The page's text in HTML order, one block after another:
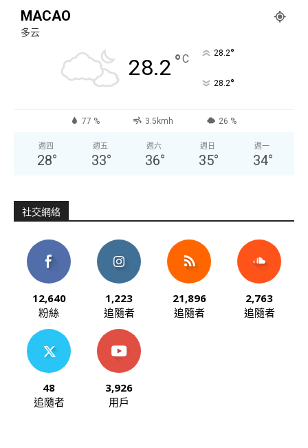
MACAO
多云
28.2 °C 28.2°
28.2°
77 % 3.5kmh 26 %
週四
28°
週五
33°
週六
36°
週日
35°
週一
34°
社交網絡
12,640
粉絲
1,223
追隨者
21,896
追隨者
2,763
追隨者
48
追隨者
3,926
用戶